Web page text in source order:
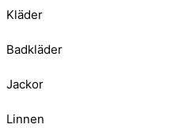
Kläder
Badkläder
Jackor
Linnen